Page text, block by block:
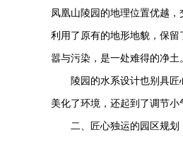
凤凰山陵园的地理位置优越
利用了原有的地形地貌，保
嚣与污染，是一处难得的净土。
陵园的水系设计也别具
美化了环境，还起到了调节小
二、匠心独运的园区规划